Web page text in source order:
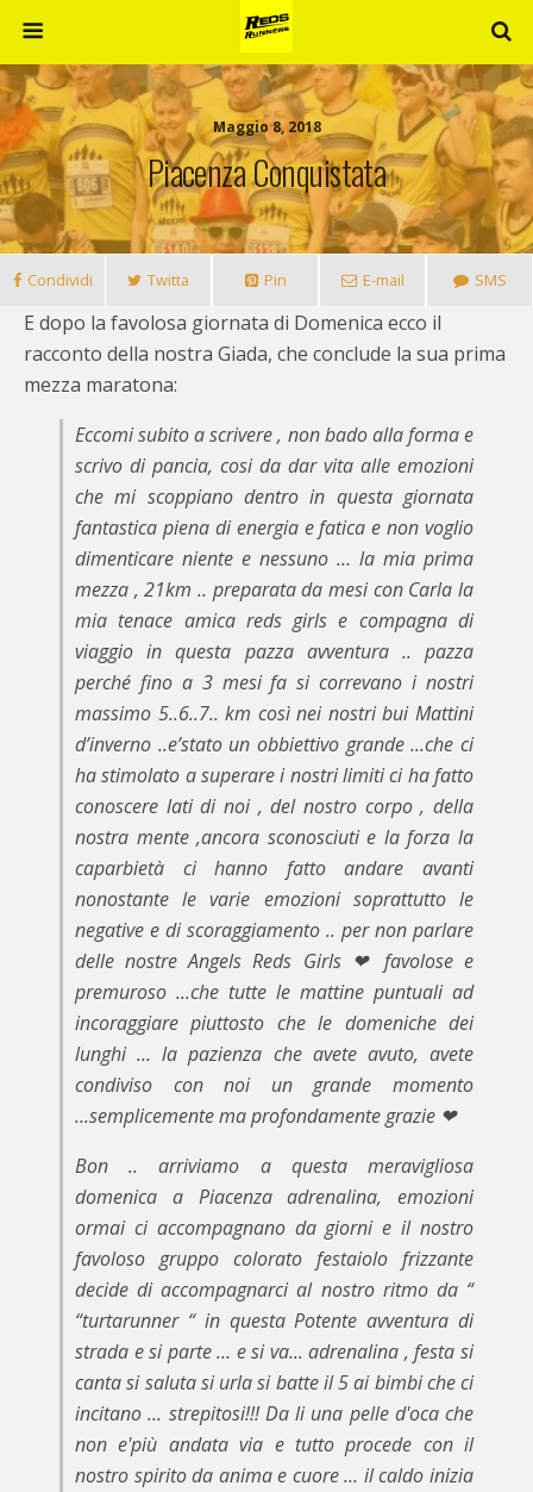
Maggio 8, 2018
Piacenza Conquistata
Condividi Twitta Pin E-mail SMS
E dopo la favolosa giornata di Domenica ecco il
racconto della nostra Giada, che conclude la sua prima
mezza maratona:
Eccomi subito a scrivere , non bado alla forma e
scrivo di pancia, cosi da dar vita alle emozioni
che mi scoppiano dentro in questa giornata
fantastica piena di energia e fatica e non voglio
dimenticare niente e nessuno … la mia prima
mezza , 21km .. preparata da mesi con Carla la
mia tenace amica reds girls e compagna di
viaggio in questa pazza avventura .. pazza
perché fino a 3 mesi fa si correvano i nostri
massimo 5..6..7.. km così nei nostri bui Mattini
d’inverno ..e’stato un obbiettivo grande ...che ci
ha stimolato a superare i nostri limiti ci ha fatto
conoscere lati di noi , del nostro corpo , della
nostra mente ,ancora sconosciuti e la forza la
caparbietà ci hanno fatto andare avanti
nonostante le varie emozioni soprattutto le
negative e di scoraggiamento .. per non parlare
delle nostre Angels Reds Girls ❤ favolose e
premuroso ...che tutte le mattine puntuali ad
incoraggiare piuttosto che le domeniche dei
lunghi … la pazienza che avete avuto, avete
condiviso con noi un grande momento
...semplicemente ma profondamente grazie ❤
Bon .. arriviamo a questa meravigliosa
domenica a Piacenza adrenalina, emozioni
ormai ci accompagnano da giorni e il nostro
favoloso gruppo colorato festaiolo frizzante
decide di accompagnarci al nostro ritmo da “
“turtarunner “ in questa Potente avventura di
strada e si parte … e si va... adrenalina , festa si
canta si saluta si urla si batte il 5 ai bimbi che ci
incitano ... strepitosi!!! Da li una pelle d'oca che
non e'più andata via e tutto procede con il
nostro spirito da anima e cuore … il caldo inizia